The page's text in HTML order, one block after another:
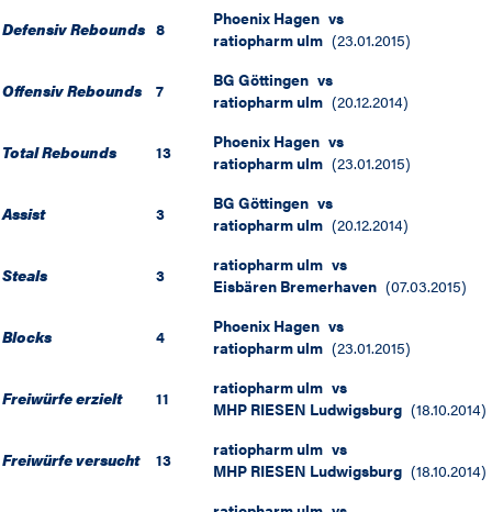
Defensiv Rebounds 8 Phoenix Hagen vs
ratiopharm ulm (23.01.2015)
Offensiv Rebounds 7 BG Göttingen vs
ratiopharm ulm (20.12.2014)
Total Rebounds 13 Phoenix Hagen vs
ratiopharm ulm (23.01.2015)
Assist 3 BG Göttingen vs
ratiopharm ulm (20.12.2014)
Steals 3 ratiopharm ulm vs
Eisbären Bremerhaven (07.03.2015)
Blocks 4 Phoenix Hagen vs
ratiopharm ulm (23.01.2015)
Freiwürfe erzielt 11 ratiopharm ulm vs
MHP RIESEN Ludwigsburg (18.10.2014)
Freiwürfe versucht 13 ratiopharm ulm vs
MHP RIESEN Ludwigsburg (18.10.2014)